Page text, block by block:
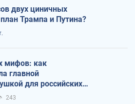
двух циничных
Трампа и Путина?
мифов: как
главной
для российских
243